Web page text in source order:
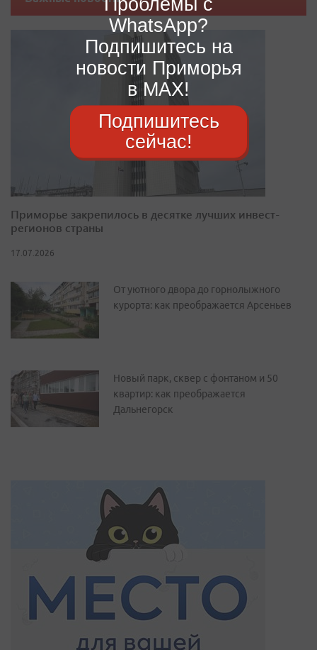
Приморье закрепилось в десятке лучших инвест-
регионов страны
17.07.2026
От уютного двора до горнолыжного
курорта: как преображается Арсеньев
Новый парк, сквер с фонтаном и 50
квартир: как преображается
Дальнегорск
WhatsApp?
Подпишитесь на
новости Приморья
в MAX!
Подпишитесь
сейчас!